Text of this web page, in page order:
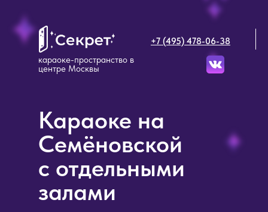
Караоке на
Семёновской
с отдельными
залами
караоке-пространство в
центре Москвы
+7 (495) 478-06-38